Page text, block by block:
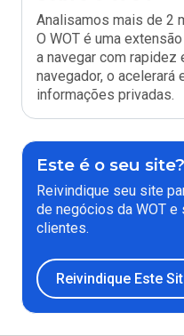
Analisamos mais de 2
O WOT é uma
a navegar com rapidez
navegador, o acelerará
informações privadas.
Este é o seu site?
Reivindique seu site
de negócios da WOT
clientes.
Reivindique Este